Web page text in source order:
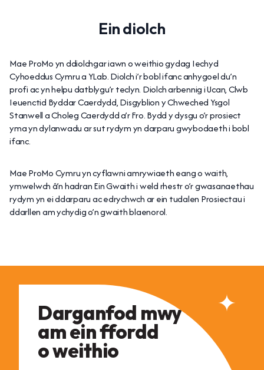
Ein diolch
Mae ProMo yn ddiolchgar iawn o weithio gydag Iechyd
Cyhoeddus Cymru a YLab. Diolch i’r bobl ifanc anhygoel du’n
profi ac yn helpu datblygu’r teclyn. Diolch arbennig i Ucan, Clwb
Ieuenctid Byddar Caerdydd, Disgyblion y Chweched Ysgol
Stanwell a Choleg Caerdydd a’r Fro. Bydd y dysgu o’r prosiect
yma yn dylanwadu ar sut rydym yn darparu gwybodaeth i bobl
ifanc.
Mae ProMo Cymru yn cyflawni amrywiaeth eang o waith,
ymwelwch â’n hadran Ein Gwaith i weld rhestr o’r gwasanaethau
rydym yn ei ddarparu ac edrychwch ar ein tudalen Prosiectau i
ddarllen am ychydig o’n gwaith blaenorol.
Darganfod mwy
am ein ffordd
o weithio